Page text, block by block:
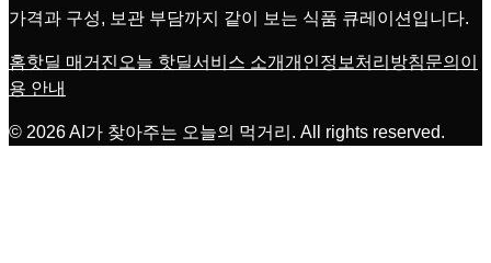
가격과 구성, 보관 부담까지 같이 보는 식품 큐레이션입니다.
홈핫딜 매거진 오늘 핫딜서비스 소개 개인정보처리방침문의 이
용 안내
© 2026AI가 찾아주는 오늘의 먹거리 . All rights reserved.